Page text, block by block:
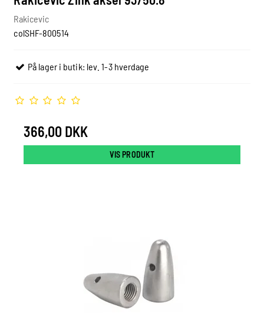
Rakicevic
colSHF-800514
På lager i butik: lev. 1-3 hverdage
366,00 DKK
VIS PRODUKT